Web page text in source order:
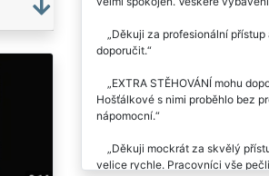
Děkuji za profesionální
doporučit.
EXTRA STĚHOVÁNÍ mohu
Hošťálkové s nimi proběhlo bez
nápomocní.
Děkuji mockrát za skvělý
velice rychle. Pracovníci vše